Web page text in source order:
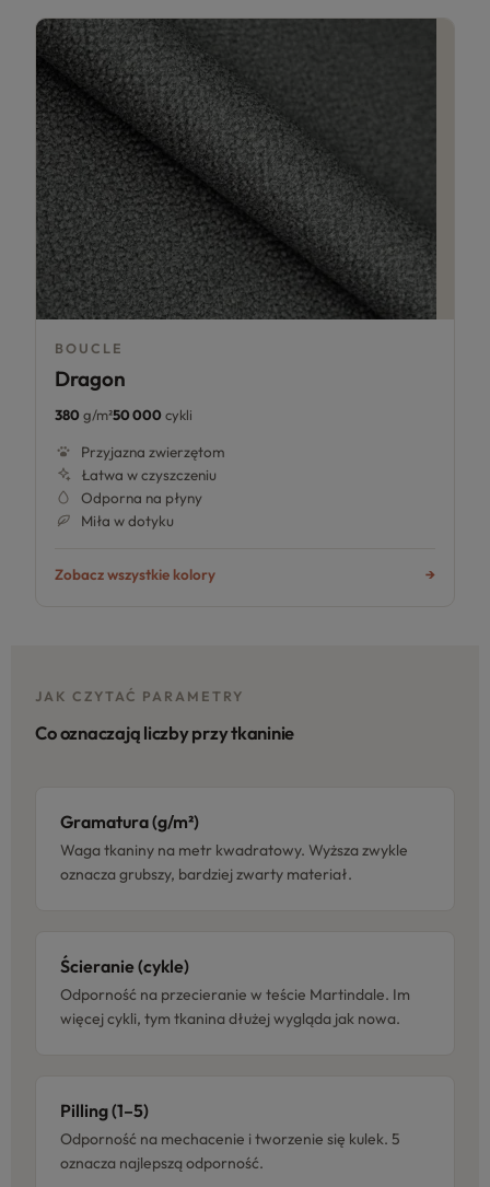
BOUCLE
Dragon
380g/m²50 000cykli
Przyjazna zwierzętom
Łatwa w czyszczeniu
Odporna na płyny
Miła w dotyku
Zobacz wszystkie kolory
JAK CZYTAĆ PARAMETRY
Co oznaczają liczby przy tkaninie
Gramatura (g/m²)
Waga tkaniny na metr kwadratowy. Wyższa zwykle
oznacza grubszy, bardziej zwarty materiał.
Ścieranie (cykle)
Odporność na przecieranie w teście Martindale. Im
więcej cykli, tym tkanina dłużej wygląda jak nowa.
Pilling (1–5)
Odporność na mechacenie i tworzenie się kulek. 5
oznacza najlepszą odporność.